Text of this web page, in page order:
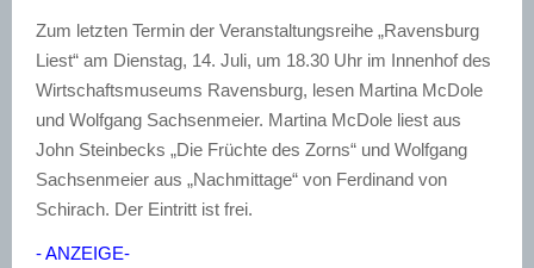
Zum letzten Termin der Veranstaltungsreihe „Ravensburg
Liest“ am Dienstag, 14. Juli, um 18.30 Uhr im Innenhof des
Wirtschaftsmuseums Ravensburg, lesen Martina McDole
und Wolfgang Sachsenmeier. Martina McDole liest aus
John Steinbecks „Die Früchte des Zorns“ und Wolfgang
Sachsenmeier aus „Nachmittage“ von Ferdinand von
Schirach. Der Eintritt ist frei.
- ANZEIGE-